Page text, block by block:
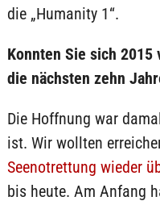
die „Humanity 1“.
Konnten Sie sich
die nächsten zehn
Die Hoffnung war
ist. Wir wollten
Seenotrettung wieder
bis heute. Am Anfang